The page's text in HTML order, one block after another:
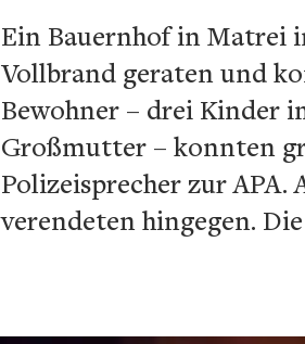
Ein Bauernhof in
Vollbrand geraten und
Bewohner – drei Kinder
Großmutter – konnten
Polizeisprecher zur
verendeten hingegen.